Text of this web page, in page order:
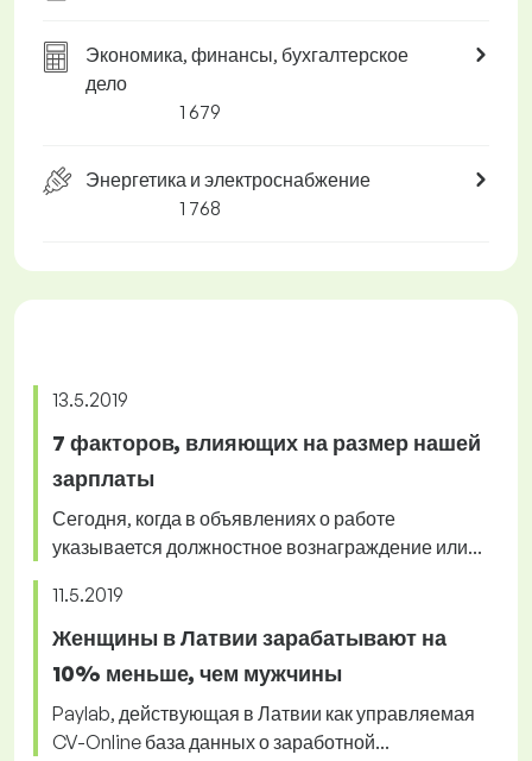
Экономика, финансы, бухгалтерское
дело
1 679
Энергетика и электроснабжение
1 768
13.5.2019
7 факторов, влияющих на размер нашей
зарплаты
Сегодня, когда в объявлениях о работе
указывается должностное вознаграждение или...
11.5.2019
Женщины в Латвии зарабатывают на
10% меньше, чем мужчины
Paylab, действующая в Латвии как управляемая
CV-Online база данных о заработной...